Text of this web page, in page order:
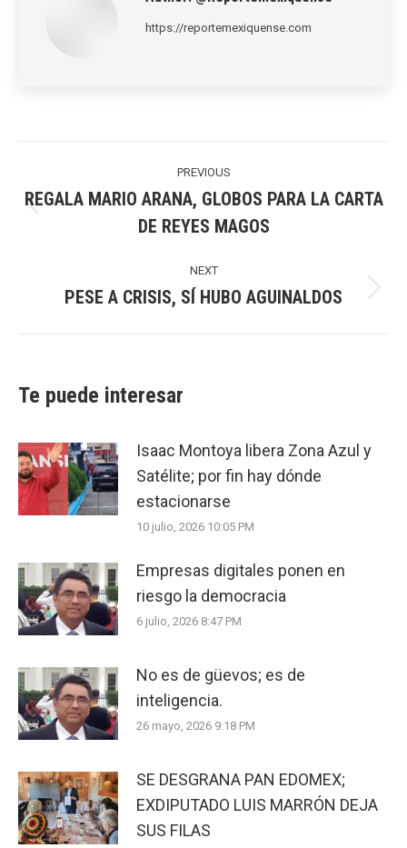
https://reportemexiquense.com
PREVIOUS
post:
REGALA MARIO ARANA, GLOBOS PARA LA CARTA
DE REYES MAGOS
NEXT
Next
PESE A CRISIS, SÍ HUBO AGUINALDOS
Te puede interesar
Isaac Montoya libera Zona Azul y
Satélite; por fin hay dónde
estacionarse
10 julio, 2026 10:05 PM
Empresas digitales ponen en
riesgo la democracia
6 julio, 2026 8:47 PM
No es de güevos; es de
inteligencia.
26 mayo, 2026 9:18 PM
SE DESGRANA PAN EDOMEX;
EXDIPUTADO LUIS MARRÓN DEJA
SUS FILAS